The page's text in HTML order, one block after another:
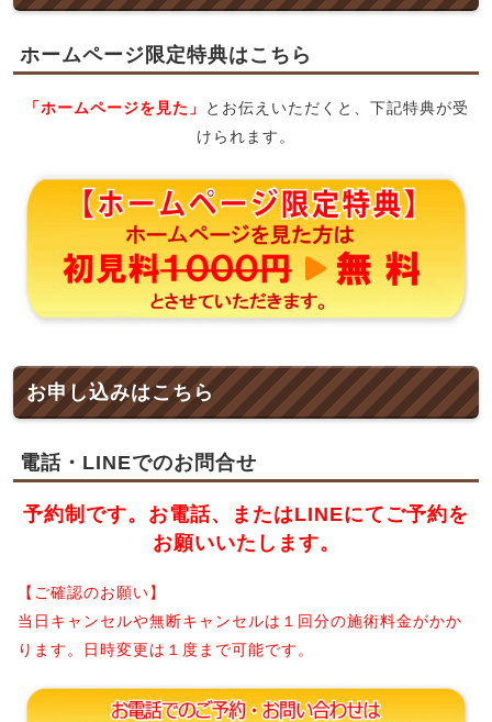
ホームページ限定特典はこちら
「ホームページを見た」
とお伝えいただくと、下記特典が受
けられます。
お申し込みはこちら
電話・LINEでのお問合せ
予約制です。お電話、またはLINEにてご予約を
お願いいたします。
【ご確認のお願い】
当日キャンセルや無断キャンセルは１回分の施術料金がかか
ります。日時変更は１度まで可能です。